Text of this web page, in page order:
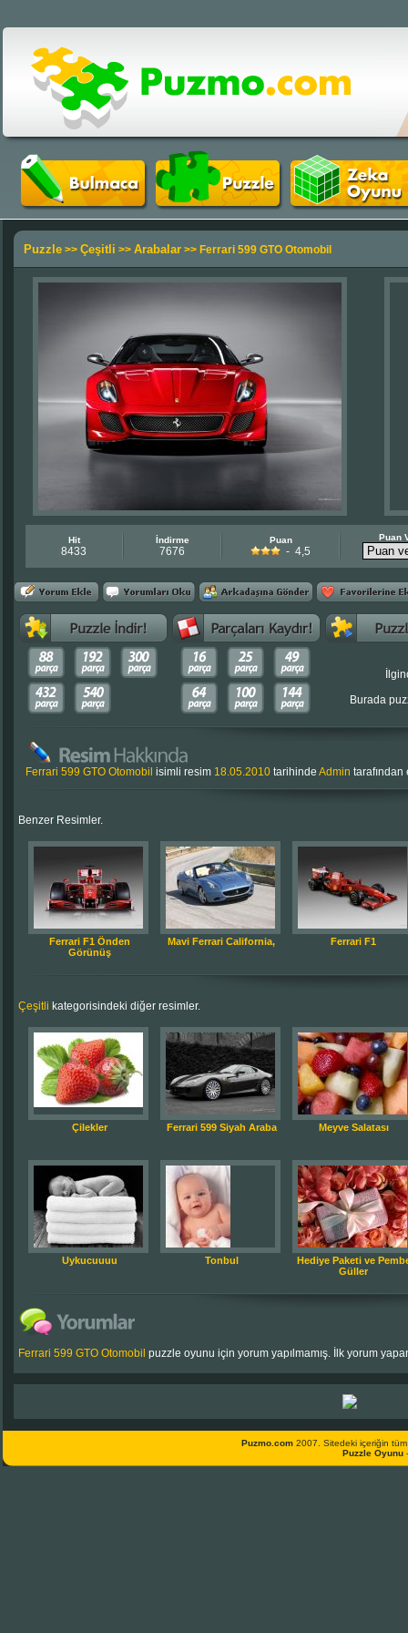
Puzzle >> Çeşitli >> Arabalar >> Ferrari 599 GTO Otomobil
Hit
8433
İndirme
7676
Puan
- 4,5
Puan
Burada
Ferrari 599 GTO Otomobil isimli resim 18.05.2010 tarihinde Admin
Benzer Resimler.
Ferrari F1 Önden
Görünüş
Mavi Ferrari California, Ferrari F1
Çeşitli kategorisindeki diğer resimler.
Çilekler Ferrari 599 Siyah Araba Meyve Salatası
Uykucuuuu Tonbul
Hediye Paketi ve
Güller
Ferrari 599 GTO Otomobil puzzle oyunu için yorum yapılmamış. İlk yorum
Puzmo.com2007. Sitedeki içeriğin tüm
Puzzle Oyunu